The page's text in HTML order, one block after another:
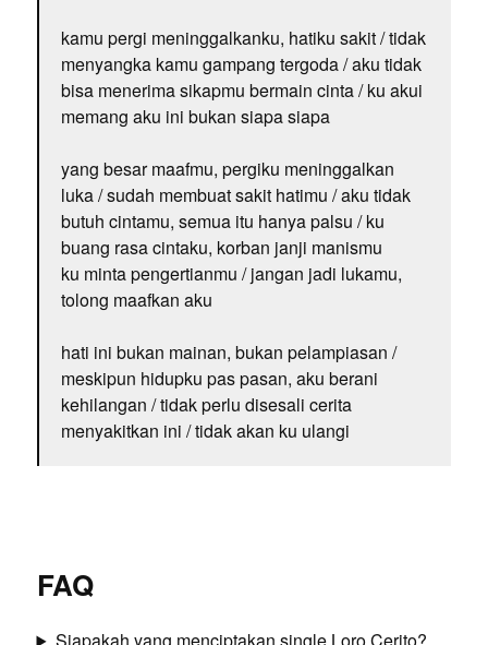
kamu pergi meninggalkanku, hatiku sakit / tidak
menyangka kamu gampang tergoda / aku tidak
bisa menerima sikapmu bermain cinta / ku akui
memang aku ini bukan siapa siapa
yang besar maafmu, pergiku meninggalkan
luka / sudah membuat sakit hatimu / aku tidak
butuh cintamu, semua itu hanya palsu / ku
buang rasa cintaku, korban janji manismu
ku minta pengertianmu / jangan jadi lukamu,
tolong maafkan aku
hati ini bukan mainan, bukan pelampiasan /
meskipun hidupku pas pasan, aku berani
kehilangan / tidak perlu disesali cerita
menyakitkan ini / tidak akan ku ulangi
FAQ